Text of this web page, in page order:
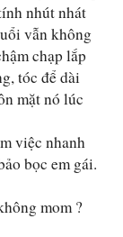
nhút nhát
vẫn không
chạp lắp
tóc để dài
mặt nó lúc
việc nhanh
bọc em gái.
mom ?